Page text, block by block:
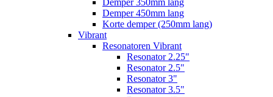
Demper 350mm lang
Demper 450mm lang
Korte demper (250mm lang)
Vibrant
Resonatoren Vibrant
Resonator 2.25"
Resonator 2.5"
Resonator 3"
Resonator 3.5"